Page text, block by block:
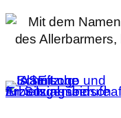
Zum
Inhalt